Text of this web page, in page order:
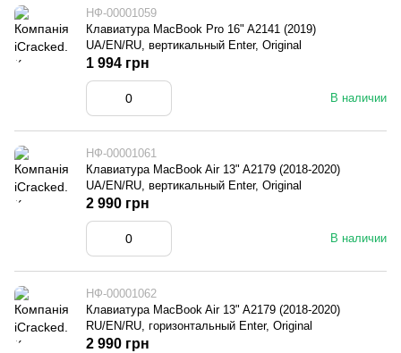
НФ-00001059
Клавиатура MacBook Pro 16" A2141 (2019)
UA/EN/RU, вертикальный Enter, Original
В наличии
1 994 грн
НФ-00001061
Клавиатура MacBook Air 13" A2179 (2018-2020)
UA/EN/RU, вертикальный Enter, Original
В наличии
2 990 грн
НФ-00001062
Клавиатура MacBook Air 13" A2179 (2018-2020)
RU/EN/RU, горизонтальный Enter, Original
2 990 грн